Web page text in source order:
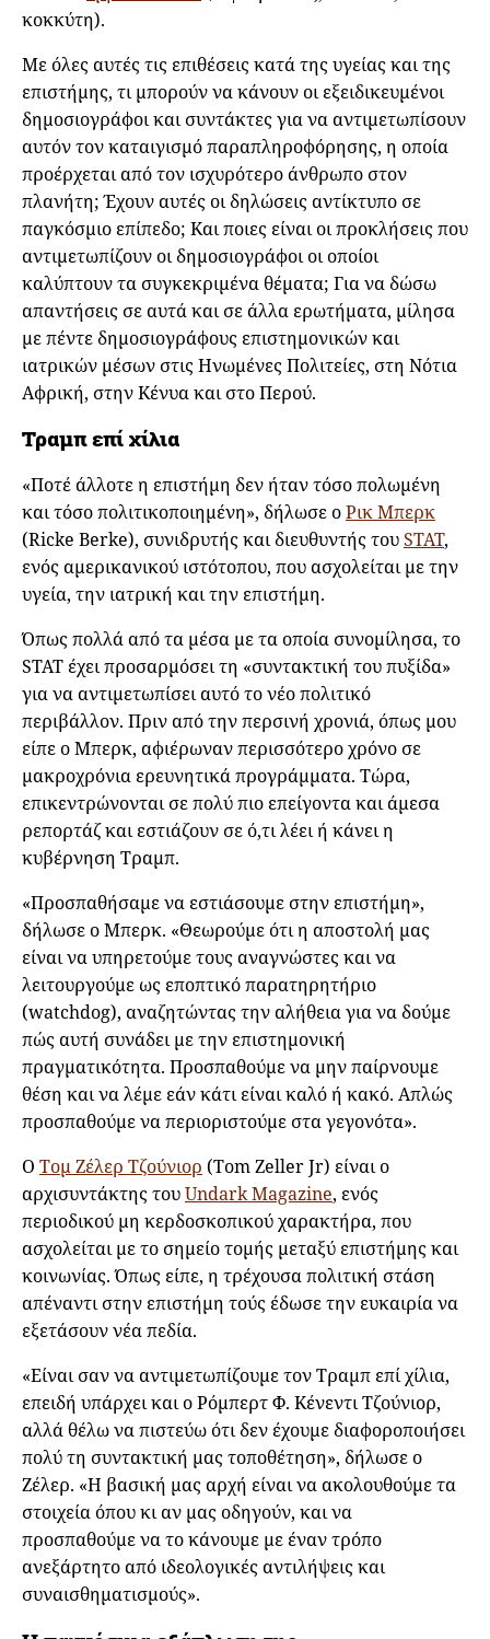
κοκκύτη).
Με όλες αυτές τις επιθέσεις κατά της υγείας και της
επιστήμης, τι μπορούν να κάνουν οι εξειδικευμένοι
δημοσιογράφοι και συντάκτες για να αντιμετωπίσουν
αυτόν τον καταιγισμό παραπληροφόρησης, η οποία
προέρχεται από τον ισχυρότερο άνθρωπο στον
πλανήτη; Έχουν αυτές οι δηλώσεις αντίκτυπο σε
παγκόσμιο επίπεδο; Και ποιες είναι οι προκλήσεις που
αντιμετωπίζουν οι δημοσιογράφοι οι οποίοι
καλύπτουν τα συγκεκριμένα θέματα; Για να δώσω
απαντήσεις σε αυτά και σε άλλα ερωτήματα, μίλησα
με πέντε δημοσιογράφους επιστημονικών και
ιατρικών μέσων στις Ηνωμένες Πολιτείες, στη Νότια
Αφρική, στην Κένυα και στο Περού.
Τραμπ επί χίλια
«Ποτέ άλλοτε η επιστήμη δεν ήταν τόσο πολωμένη
και τόσο πολιτικοποιημένη», δήλωσε οΡικ Μπερκ
(Ricke Berke), συνιδρυτής και διευθυντής τουSTAT,
ενός αμερικανικού ιστότοπου, που ασχολείται με την
υγεία, την ιατρική και την επιστήμη.
Όπως πολλά από τα μέσα με τα οποία συνομίλησα, το
STAT έχει προσαρμόσει τη «συντακτική του πυξίδα»
για να αντιμετωπίσει αυτό το νέο πολιτικό
περιβάλλον. Πριν από την περσινή χρονιά, όπως μου
είπε ο Μπερκ, αφιέρωναν περισσότερο χρόνο σε
μακροχρόνια ερευνητικά προγράμματα. Τώρα,
επικεντρώνονται σε πολύ πιο επείγοντα και άμεσα
ρεπορτάζ και εστιάζουν σε ό,τι λέει ή κάνει η
κυβέρνηση Τραμπ.
«Προσπαθήσαμε να εστιάσουμε στην επιστήμη»,
δήλωσε ο Μπερκ. «Θεωρούμε ότι η αποστολή μας
είναι να υπηρετούμε τους αναγνώστες και να
λειτουργούμε ως εποπτικό παρατηρητήριο
(watchdog), αναζητώντας την αλήθεια για να δούμε
πώς αυτή συνάδει με την επιστημονική
πραγματικότητα. Προσπαθούμε να μην παίρνουμε
θέση και να λέμε εάν κάτι είναι καλό ή κακό. Απλώς
προσπαθούμε να περιοριστούμε στα γεγονότα».
Ο Τομ Ζέλερ Τζούνιορ (Tom Zeller Jr) είναι ο
αρχισυντάκτης τουUndark Magazine, ενός
περιοδικού μη κερδοσκοπικού χαρακτήρα, που
ασχολείται με το σημείο τομής μεταξύ επιστήμης και
κοινωνίας. Όπως είπε, η τρέχουσα πολιτική στάση
απέναντι στην επιστήμη τούς έδωσε την ευκαιρία να
εξετάσουν νέα πεδία.
«Είναι σαν να αντιμετωπίζουμε τον Τραμπ επί χίλια,
επειδή υπάρχει και ο Ρόμπερτ Φ. Κένεντι Τζούνιορ,
αλλά θέλω να πιστεύω ότι δεν έχουμε διαφοροποιήσει
πολύ τη συντακτική μας τοποθέτηση», δήλωσε ο
Ζέλερ. «Η βασική μας αρχή είναι να ακολουθούμε τα
στοιχεία όπου κι αν μας οδηγούν, και να
προσπαθούμε να το κάνουμε με έναν τρόπο
ανεξάρτητο από ιδεολογικές αντιλήψεις και
συναισθηματισμούς».